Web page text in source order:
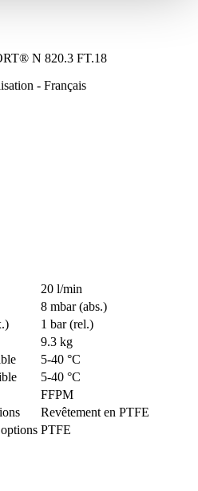
N 820.3 FT.18
- Français
20 l/min
8 mbar (abs.)
1 bar (rel.)
9.3 kg
5-40 °C
5-40 °C
FFPM
Revêtement en PTFE
PTFE